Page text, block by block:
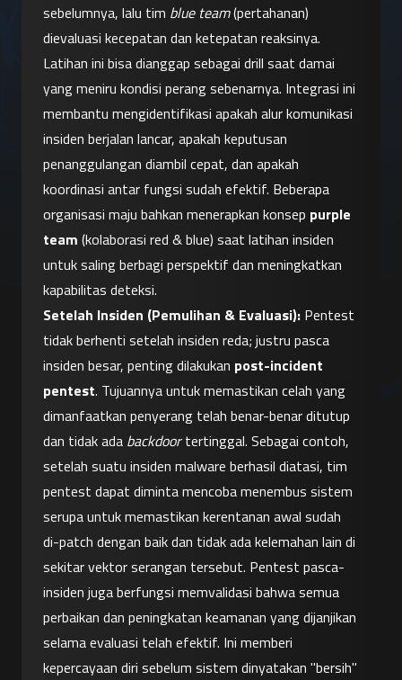
sebelumnya, lalu tim blue team (pertahanan)
dievaluasi kecepatan dan ketepatan reaksinya.
Latihan ini bisa dianggap sebagai drill saat damai
yang meniru kondisi perang sebenarnya. Integrasi ini
membantu mengidentifikasi apakah alur komunikasi
insiden berjalan lancar, apakah keputusan
penanggulangan diambil cepat, dan apakah
koordinasi antar fungsi sudah efektif. Beberapa
organisasi maju bahkan menerapkan konsep purple
team (kolaborasi red & blue) saat latihan insiden
untuk saling berbagi perspektif dan meningkatkan
kapabilitas deteksi.
Setelah Insiden (Pemulihan & Evaluasi): Pentest
tidak berhenti setelah insiden reda; justru pasca
insiden besar, penting dilakukan post-incident
pentest. Tujuannya untuk memastikan celah yang
dimanfaatkan penyerang telah benar-benar ditutup
dan tidak ada backdoor tertinggal. Sebagai contoh,
setelah suatu insiden malware berhasil diatasi, tim
pentest dapat diminta mencoba menembus sistem
serupa untuk memastikan kerentanan awal sudah
di-patch dengan baik dan tidak ada kelemahan lain di
sekitar vektor serangan tersebut. Pentest pasca-
insiden juga berfungsi memvalidasi bahwa semua
perbaikan dan peningkatan keamanan yang dijanjikan
selama evaluasi telah efektif. Ini memberi
kepercayaan diri sebelum sistem dinyatakan "bersih"